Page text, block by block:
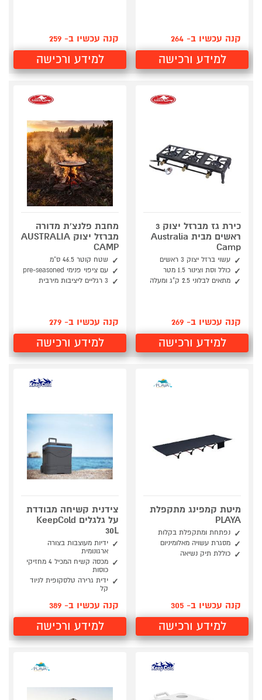
קנה עכשיו ב- 264
למידע ורכישה
קנה עכשיו ב- 259
למידע ורכישה
כירת גז מברזל יצוק 3
ראשים מבית Australia
Camp
עשוי ברזל יצוק 3 ראשים
כולל וסת וצינור 1.5 מטר
מתאים לבלוני 2.5 ק"ג ומעלה
קנה עכשיו ב- 269
למידע ורכישה
מחבת פלנצ'ת מדורה
מברזל יצוק AUSTRALIA
CAMP
שטח קוטר 46.5 ס”מ
עם ציפוי פנימי pre-seasoned
3 רגליים ליציבות מירבית
קנה עכשיו ב- 279
למידע ורכישה
מיטת קמפינג מתקפלת
PLAYA
נפתחת ומתקפלת בקלות
מסגרת עשויה מאלומיניום
כוללת תיק נשיאה
קנה עכשיו ב- 305
למידע ורכישה
צידנית קשיחה מבודדת
על גלגלים KeepCold
30L
ידיות מעוצבות בצורה
ארגונומית
מכסה קשיח המכיל 4 מחזיקי
כוסות
ידית גרירה טלסקופית לניוד
קל
קנה עכשיו ב- 389
למידע ורכישה